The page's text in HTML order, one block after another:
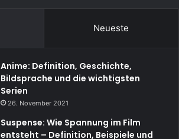
Neueste
Anime: Definition, Geschichte,
Bildsprache und die wichtigsten
Serien
26. November 2021
Suspense: Wie Spannung im Film
entsteht – Definition, Beispiele und